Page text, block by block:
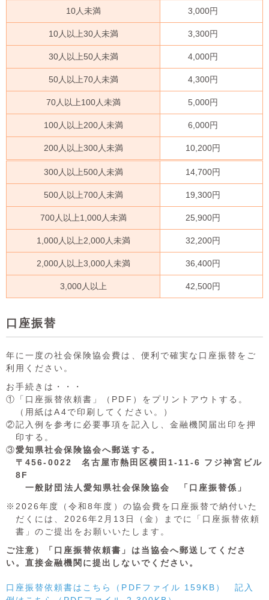
10人未満 3,000円
10人以上30人未満 3,300円
30人以上50人未満 4,000円
50人以上70人未満 4,300円
70人以上100人未満 5,000円
100人以上200人未満 6,000円
200人以上300人未満 10,200円
300人以上500人未満 14,700円
500人以上700人未満 19,300円
700人以上1,000人未満 25,900円
1,000人以上2,000人未満 32,200円
2,000人以上3,000人未満 36,400円
3,000人以上 42,500円
口座振替
年に一度の社会保険協会費は、便利で確実な口座振替をご
利用ください。
お手続きは・・・
①「口座振替依頼書」（PDF）をプリントアウトする。
（用紙はA4で印刷してください。）
②記入例を参考に必要事項を記入し、金融機関届出印を押
印する。
③愛知県社会保険協会へ郵送する。
〒456-0022 名古屋市熱田区横田1-11-6 フジ神宮ビル
8F
一般財団法人愛知県社会保険協会 「口座振替係」
2026年度（令和8年度）の協会費を口座振替で納付いた
だくには、2026年2月13日（金）までに「口座振替依頼
書」のご提出をお願いいたします。
ご注意）「口座振替依頼書」は当協会へ郵送してくださ
い。直接金融機関に提出しないでください。
口座振替依頼書はこちら（PDFファイル 159KB）
記入